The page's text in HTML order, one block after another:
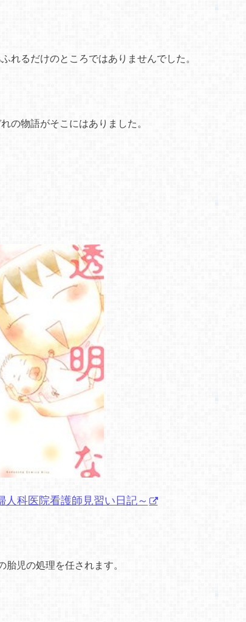
れるだけのところではありませんでした。
の物語がそこにはありました。
人科医院看護師見習い日記～
児の処理を任されます。